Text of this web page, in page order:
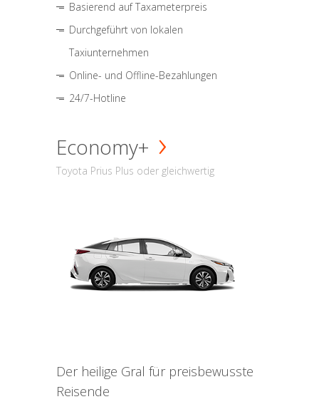
Basierend auf Taxameterpreis
Durchgeführt von lokalen
Taxiunternehmen
Online- und Offline-Bezahlungen
24/7-Hotline
Economy+
Toyota Prius Plus oder gleichwertig
Der heilige Gral für preisbewusste
Reisende